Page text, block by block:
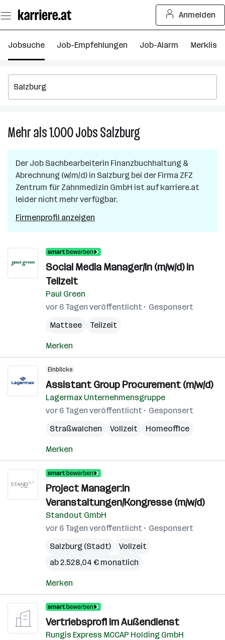
Seiteninhalt
springen
Anmelden
Jobsuche Job-Empfehlungen Job-Alarm Merkliste
Mehr als 1.000JobsSalzburgMehr
als
Jobs
in
Salzburg
Der Job Sachbearbeiterin Finanzbuchhaltung &
Abrechnung (w/m/d) in Salzburg bei der Firma ZFZ
Zentrum für Zahnmedizin GmbH ist auf karriere.at
leider nicht mehr verfügbar.
Firmenprofil anzeigen
Social Media Manager/in (m/w/d) in
Teilzeit
Paul Green
vor 6 Tagen veröffentlicht
Gesponsert
Mattsee
Teilzeit
Merken
Einblicke
Assistant Group Procurement (m/w/d)
Lagermax Unternehmensgruppe
vor 6 Tagen veröffentlicht
Gesponsert
Straßwalchen
Vollzeit Homeoffice
Merken
Project Manager:in
Veranstaltungen/Kongresse (m/w/d)
Standout GmbH
vor 6 Tagen veröffentlicht
Gesponsert
Salzburg (Stadt)
Vollzeit
ab 2.528,04 € monatlich
Merken
Vertriebsprofi im Außendienst
Rungis Express MCCAP Holding GmbH